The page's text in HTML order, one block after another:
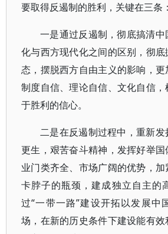
要取得反遏制的胜利，关键在三条：
一是通过反遏制，彻底搞清
化与西方现代化之间的区别，彻
态，摆脱西方自由主义的影响，更
制度自信、理论自信、文化自信
于胜利的信心。
二是在反遏制过程中，重新
更生，艰苦奋斗精神，发挥好举
业门类齐全、市场广阔的优势，
卡脖子的瓶颈，建成独立自主的
过“一带一路”建设开拓以发展中
场，在新的历史条件下建设能有